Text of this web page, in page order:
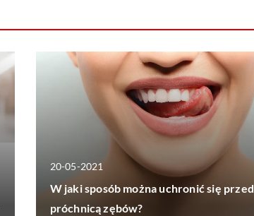
20-05-2021
W jaki sposób można uchronić się przed
próchnicą zębów?